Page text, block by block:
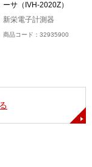
ーサ（IVH-2020Z）
新栄電子計測器
商品コード：32935900